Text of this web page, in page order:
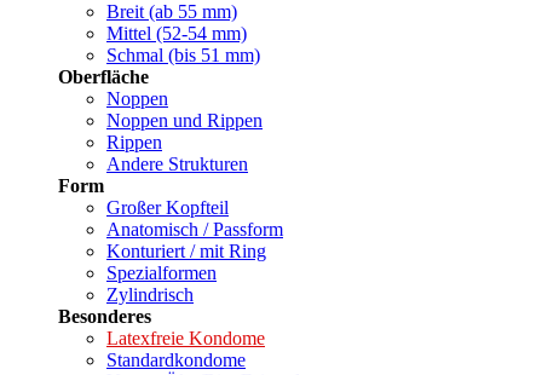
Breit (ab 55 mm)
Mittel (52-54 mm)
Schmal (bis 51 mm)
Oberfläche
Noppen
Noppen und Rippen
Rippen
Andere Strukturen
Form
Großer Kopfteil
Anatomisch / Passform
Konturiert / mit Ring
Spezialformen
Zylindrisch
Besonderes
Latexfreie Kondome
Standardkondome